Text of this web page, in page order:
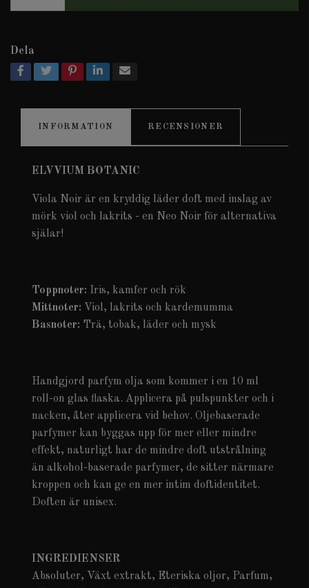
Dela
INFORMATION RECENSIONER
ELVVIUM BOTANIC
Viola Noir är en kryddig läder doft med inslag av
mörk viol och lakrits - en Neo Noir för alternativa
själar!
Toppnoter: Iris, kamfer och rök
Mittnoter: Viol, lakrits och kardemumma
Basnoter: Trä, tobak, läder och mysk
Handgjord parfym olja som kommer i en 10 ml
roll-on glas flaska. Applicera på pulspunkter och i
nacken, åter applicera vid behov. Oljebaserade
parfymer kan byggas upp för mer eller mindre
effekt, naturligt har de mindre doft utstrålning
än alkohol-baserade parfymer, de sitter närmare
kroppen och kan ge en mer intim doftidentitet.
Doften är unisex.
INGREDIENSER
Absoluter, Växt extrakt, Eteriska oljor, Parfum,